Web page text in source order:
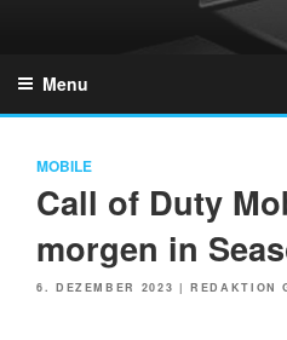
Menu
MOBILE
Call of Duty
morgen in
POSTED
6. DEZEMBER 2023 |REDAKTION